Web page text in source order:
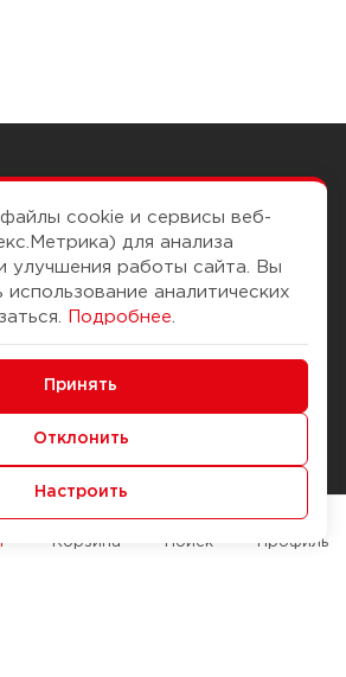
Помощь
Доставка и оплата
Способы оплаты
Служба контроля качества
cookie и сервисы веб-
для анализа
улучшения работы сайта. Вы
аналитических
Подробнее
Принять
Отклонить
Настроить
Корзина Поиск Профиль